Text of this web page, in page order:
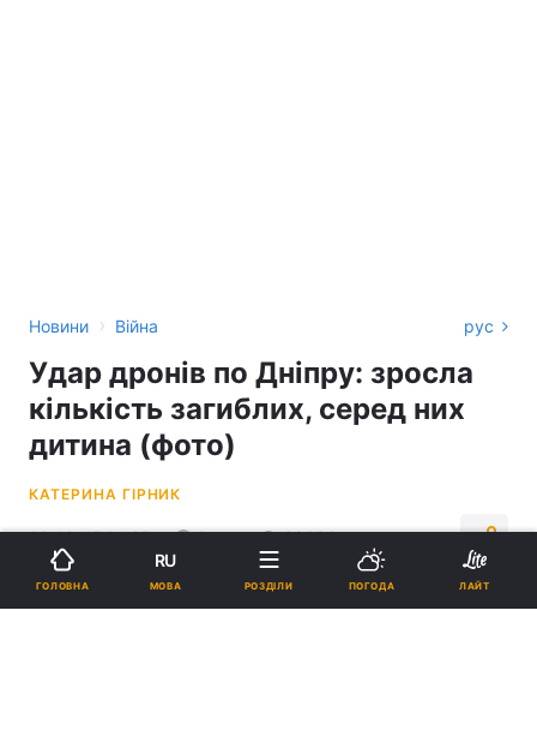
Новини › Війна рус
Удар дронів по Дніпру: зросла
кількість загиблих, серед них
дитина (фото)
КАТЕРИНА ГІРНИК
08:16, 17.04.25 2 хв. 39383
Підпишіться на нас в Google
ГОЛОВНА
RU
МОВА РОЗДІЛИ ПОГОДА ЛАЙТ